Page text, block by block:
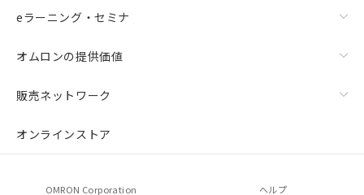
eラーニング・セミナ
オムロンの提供価値
販売ネットワーク
オンラインストア
OMRON Corporation ヘルプ